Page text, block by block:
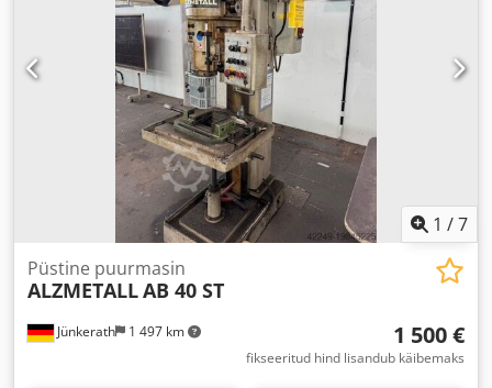
1 /7
Jünkerath 1 497 km
Püstine puurmasin
ALZMETALLAB 40 ST
1 500 €
fikseeritud hind lisandub käibemaks